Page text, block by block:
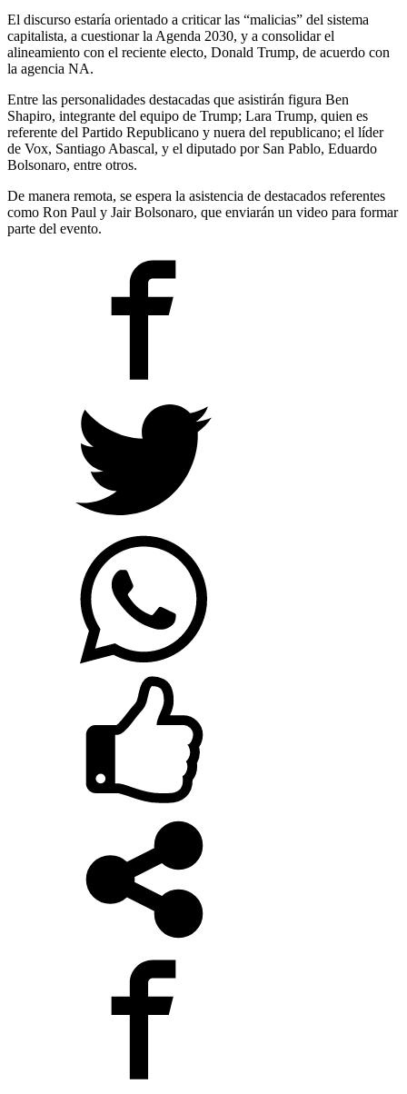
El discurso estaría orientado a criticar las “malicias” del sistema
capitalista, a cuestionar la Agenda 2030, y a consolidar el
alineamiento con el reciente electo, Donald Trump, de acuerdo con
la agencia NA.
Entre las personalidades destacadas que asistirán figura Ben
Shapiro, integrante del equipo de Trump; Lara Trump, quien es
referente del Partido Republicano y nuera del republicano; el líder
de Vox, Santiago Abascal, y el diputado por San Pablo, Eduardo
Bolsonaro, entre otros.
De manera remota, se espera la asistencia de destacados referentes
como Ron Paul y Jair Bolsonaro, que enviarán un video para formar
parte del evento.